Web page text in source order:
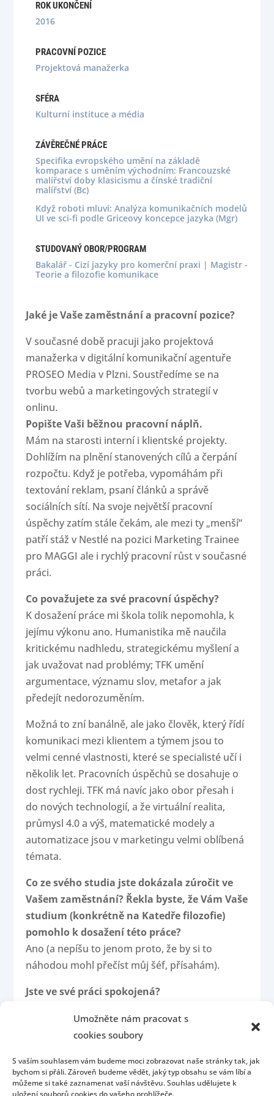
Umožněte nám pracovat s
cookies soubory
S vaším souhlasem vám budeme moci zobrazovat naše stránky tak, jak
bychom si přáli. Zároveň budeme vědět, jaký typ obsahu se vám líbí a
můžeme si také zaznamenat vaší návštěvu. Souhlas udělujete k
uložení souborů cookies do vašeho prohlížeče.
ROK UKONČENÍ
2016
PRACOVNÍ POZICE
Projektová manažerka
SFÉRA
Kulturní instituce a média
ZÁVĚREČNÉ PRÁCE
Specifika evropského umění na základě
komparace s uměním východním: Francouzské
malířství doby klasicismu a čínské tradiční
malířství (Bc)
Když roboti mluví: Analýza komunikačních modelů
UI ve sci-fi podle Griceovy koncepce jazyka (Mgr)
STUDOVANÝ OBOR/PROGRAM
Bakalář - Cizí jazyky pro komerční praxi | Magistr -
Teorie a filozofie komunikace
Jaké je Vaše zaměstnání a pracovní pozice?
V současné době pracuji jako projektová
manažerka v digitální komunikační agentuře
PROSEO Media v Plzni. Soustředíme se na
tvorbu webů a marketingových strategií v
onlinu.
Popište Vaši běžnou pracovní náplň.
Mám na starosti interní i klientské projekty.
Dohlížím na plnění stanovených cílů a čerpání
rozpočtu. Když je potřeba, vypomáhám při
textování reklam, psaní článků a správě
sociálních sítí. Na svoje největší pracovní
úspěchy zatím stále čekám, ale mezi ty „menší“
patří stáž v Nestlé na pozici Marketing Trainee
pro MAGGI ale i rychlý pracovní růst v současné
práci.
Co považujete za své pracovní úspěchy?
K dosažení práce mi škola tolik nepomohla, k
jejímu výkonu ano. Humanistika mě naučila
kritickému nadhledu, strategickému myšlení a
jak uvažovat nad problémy; TFK umění
argumentace, významu slov, metafor a jak
předejít nedorozuměním.
Možná to zní banálně, ale jako člověk, který řídí
komunikaci mezi klientem a týmem jsou to
velmi cenné vlastnosti, které se specialisté učí i
několik let. Pracovních úspěchů se dosahuje o
dost rychleji. TFK má navíc jako obor přesah i
do nových technologií, a že virtuální realita,
průmysl 4.0 a výš, matematické modely a
automatizace jsou v marketingu velmi oblíbená
témata.
Co ze svého studia jste dokázala zúročit ve
Vašem zaměstnání? Řekla byste, že Vám Vaše
studium (konkrétně na Katedře filozofie)
pomohlo k dosažení této práce?
Ano (a nepíšu to jenom proto, že by si to
náhodou mohl přečíst můj šéf, přísahám).
Jste ve své práci spokojená?